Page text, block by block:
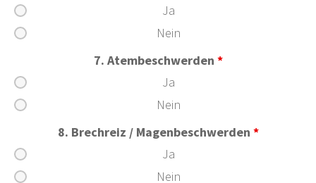
Ja
Nein
7. Atembeschwerden *
Ja
Nein
8. Brechreiz / Magenbeschwerden *
Ja
Nein